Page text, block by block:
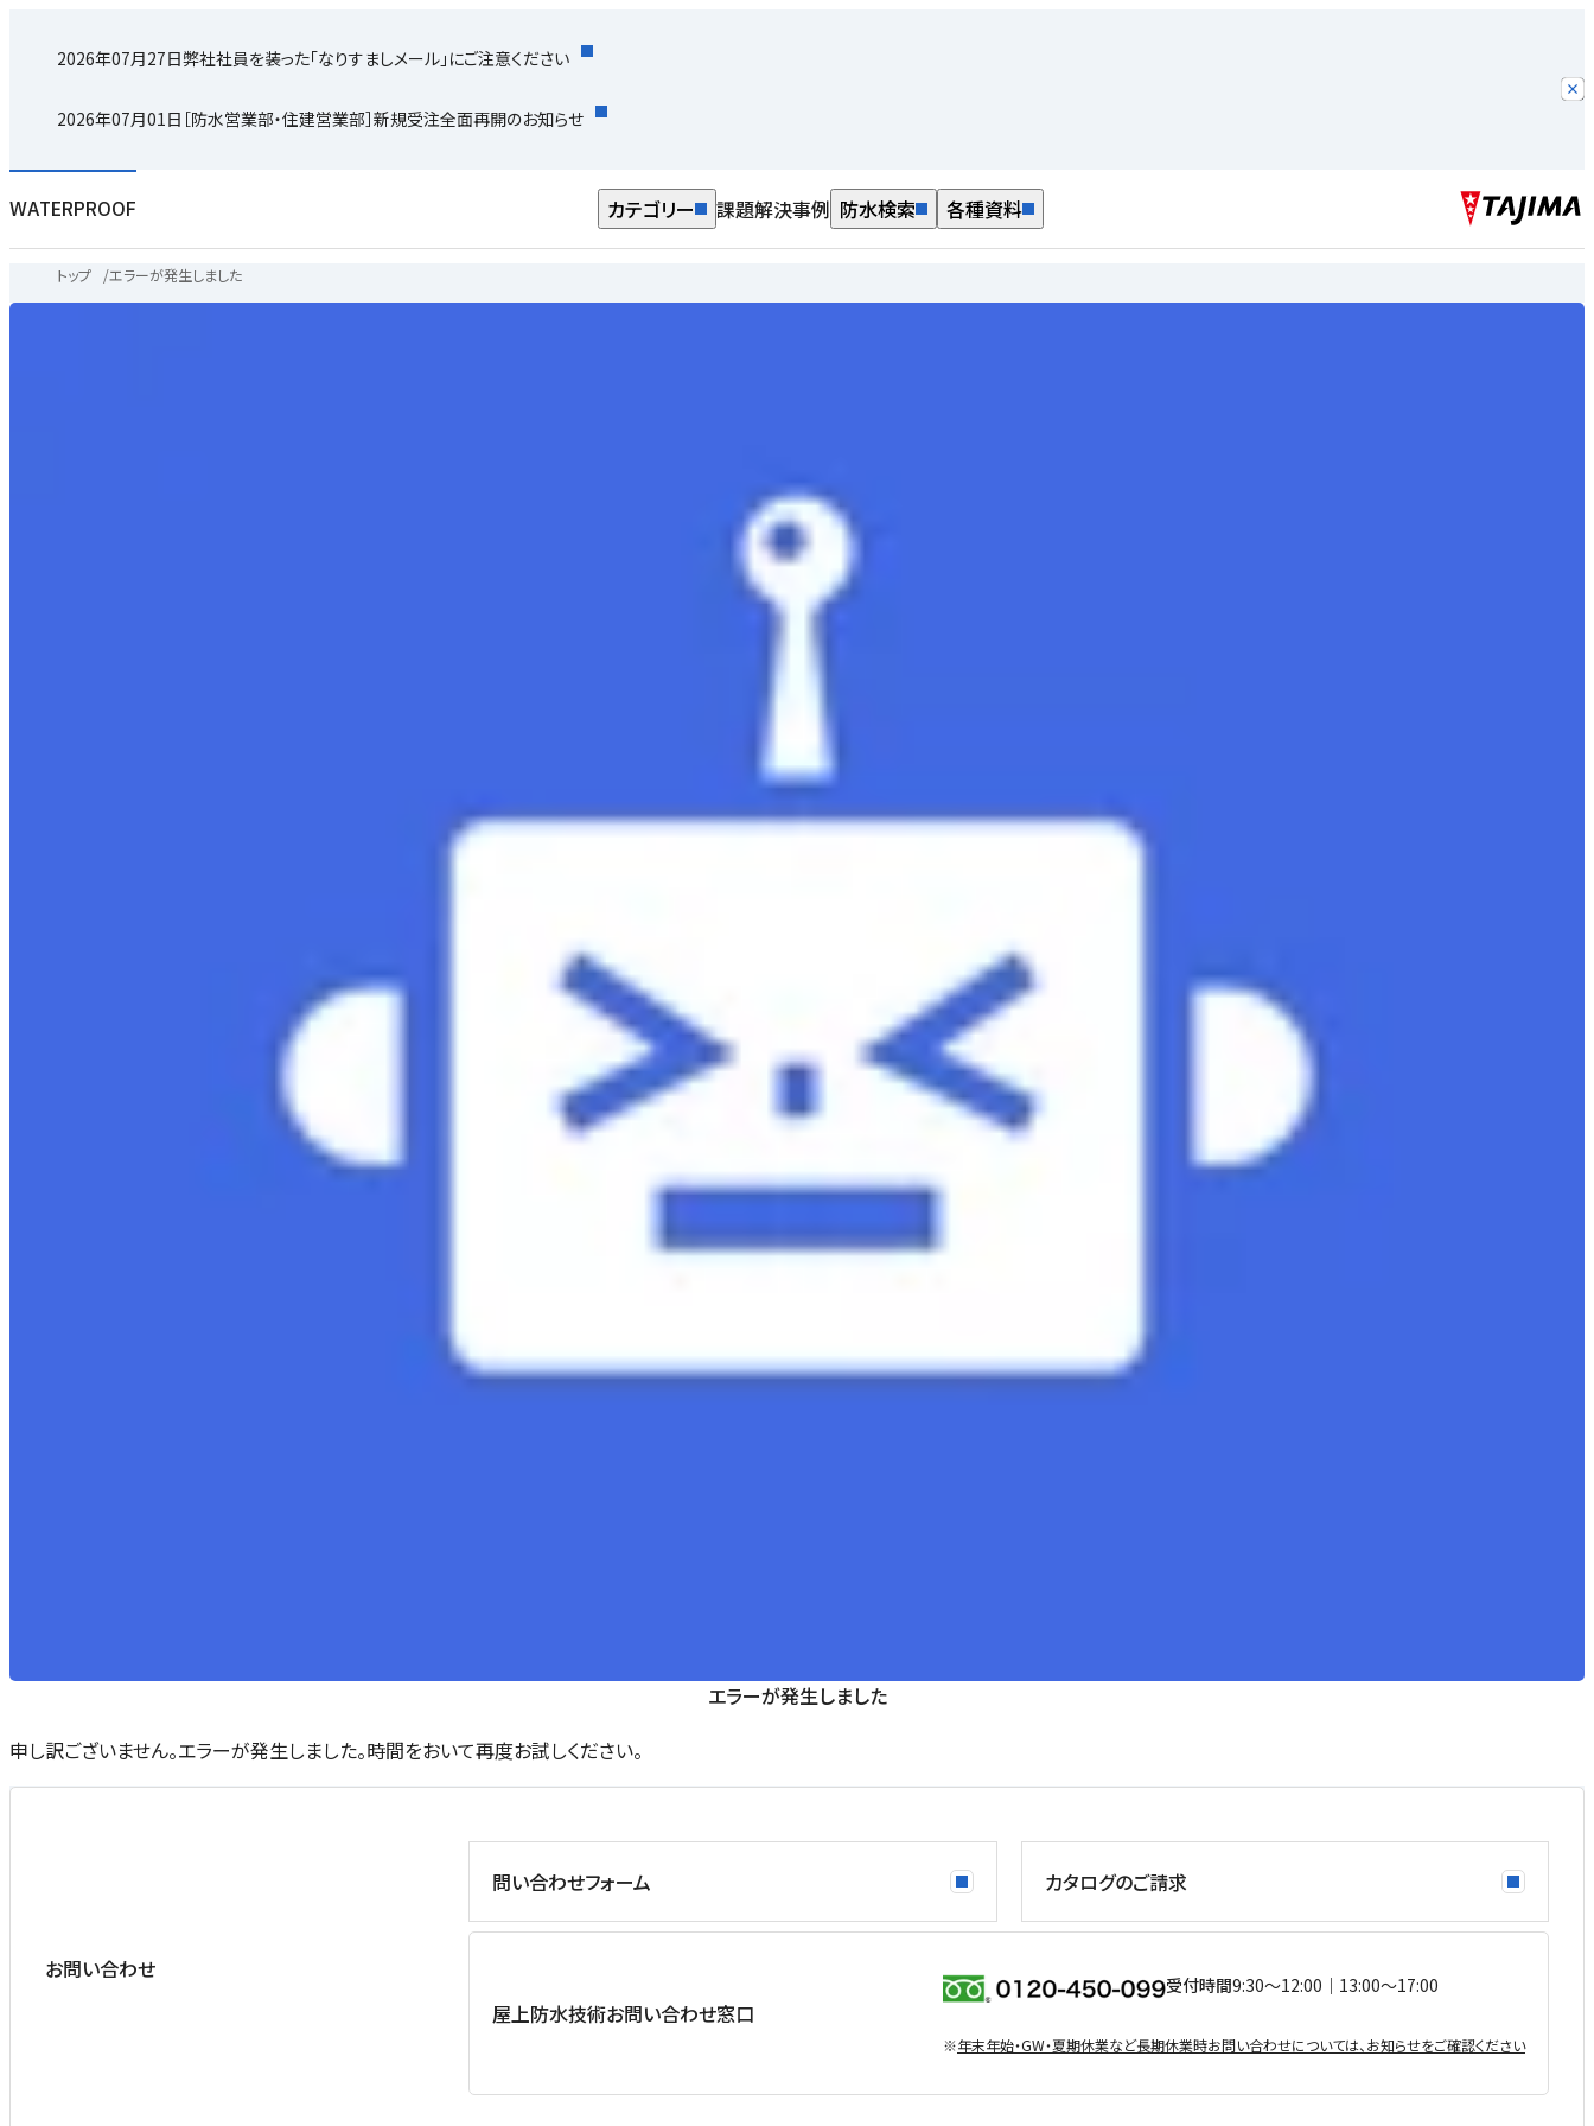
2026年07月27日弊社社員を装った「なりすましメール」にご注意ください
2026年07月01日 ［防水営業部・住建営業部］新規受注全面再開のお知らせ
WATERPROOF カテゴリー 課題解決事例 防水検索 各種資料
トップ /エラーが発生しました
エラーが発生しました
申し訳ございません。エラーが発生しました。時間をおいて再度お試しください。
お問い合わせ
問い合わせフォーム カタログのご請求
屋上防水技術お問い合わせ窓口
受付時間9:30〜12:00｜13:00〜17:00
※年末年始・GW・夏期休業など⻑期休業時お問い合わせについては、お知らせをご確認ください